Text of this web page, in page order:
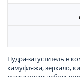
Пудра-загуститель в
камуфляжа, зеркало,